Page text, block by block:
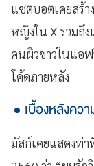
แชตบอตเคยสร้
หญิงใน X รวมถึ
คนผิวขาวในแอ
โค้ดภายหลัง
เบื้องหลังคว
มัสก์เคยแสดงท่